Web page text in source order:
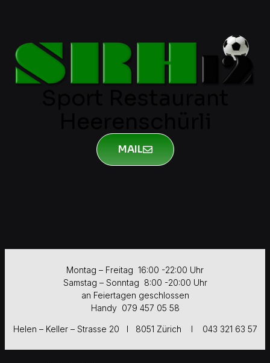
MAIL
Montag – Freitag 16:00 -22:00 Uhr
Samstag – Sonntag 8:00 -20:00 Uhr
an Feiertagen geschlossen
Handy 079 457 05 58
Helen – Keller – Strasse 20 I 8051 Zürich I 043 321 63 57